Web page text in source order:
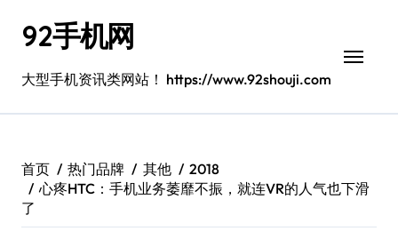
92手机网
大型手机资讯类网站！ https://www.92shouji.com
首页 热门品牌 其他
2018
心疼HTC：手机业务萎靡不振，就连VR的人气也下滑
了